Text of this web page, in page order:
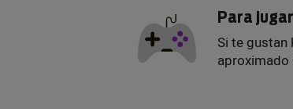
Para
Si te gustan
aproximado